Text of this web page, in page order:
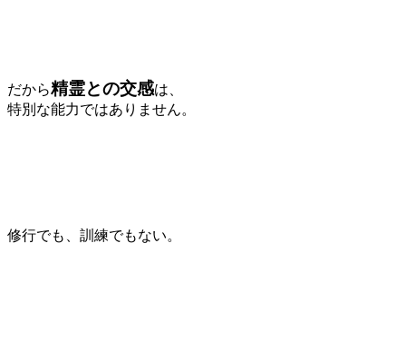
だから精霊との交感は、
特別な能力ではありません。
修行でも、訓練でもない。